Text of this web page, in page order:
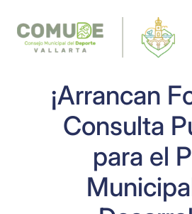
contenido
¡Arrancan
Consulta
para el